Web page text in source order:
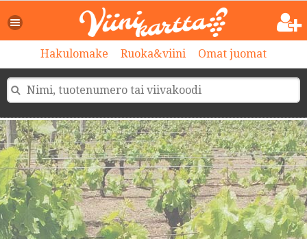
Hakulomake Ruoka&viini Omat juomat